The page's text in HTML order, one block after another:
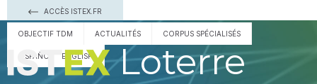
ACCÈS ISTEX.FR
OBJECTIF TDM ACTUALITÉS CORPUS SPÉCIALISÉS
ESPAÑOL ENGLISH Loterre